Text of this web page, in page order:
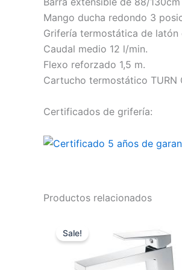
Mango ducha redondo 3
Grifería termostática de
Caudal medio 12 l/min.
Flexo reforzado 1,5 m.
Cartucho termostático TURN
Certificados de grifería:
Productos relacionados
Sale!
original
143,99 €.
actual
106,59 €.